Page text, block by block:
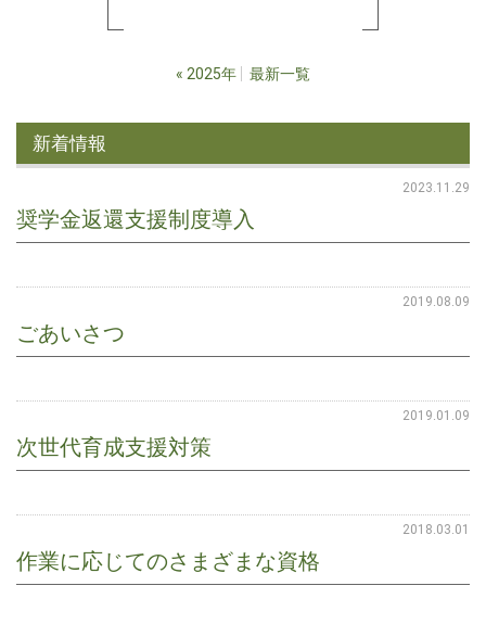
« 2025年 最新一覧
新着情報
2023.11.29
奨学金返還支援制度導入
2019.08.09
ごあいさつ
2019.01.09
次世代育成支援対策
2018.03.01
作業に応じてのさまざまな資格